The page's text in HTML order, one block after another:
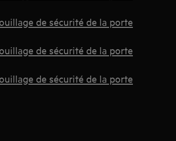
de sécurité de la porte
de sécurité de la porte
de sécurité de la porte